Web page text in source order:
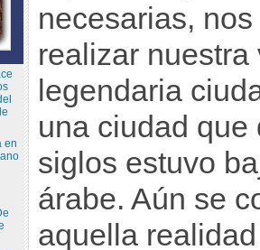
necesarias,
realizar nuestra
legendaria
una ciudad que
siglos estuvo
árabe. Aún se
aquella
en